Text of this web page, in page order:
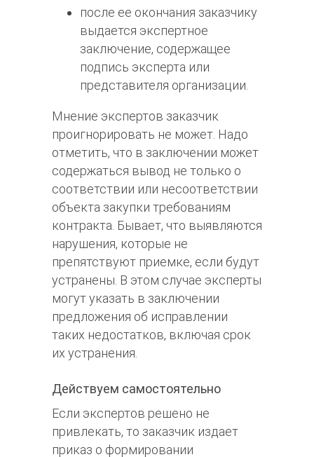
после ее окончания заказчику
выдается экспертное
заключение, содержащее
подпись эксперта или
представителя организации.
Мнение экспертов заказчик
проигнорировать не может. Надо
отметить, что в заключении может
содержаться вывод не только о
соответствии или несоответствии
объекта закупки требованиям
контракта. Бывает, что выявляются
нарушения, которые не
препятствуют приемке, если будут
устранены. В этом случае эксперты
могут указать в заключении
предложения об исправлении
таких недостатков, включая срок
их устранения.
Действуем самостоятельно
Если экспертов решено не
привлекать, то заказчик издает
приказ о формировании